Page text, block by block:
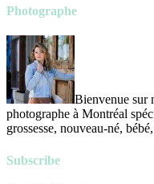
Photographe
Bienvenue sur
photographe à Montréal
grossesse, nouveau-né,
Subscribe